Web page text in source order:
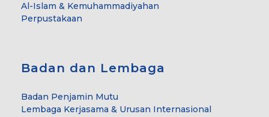
Al-Islam & Kemuhammadiyahan
Perpustakaan
Badan dan Lembaga
Badan Penjamin Mutu
Lembaga Kerjasama & Urusan Internasional